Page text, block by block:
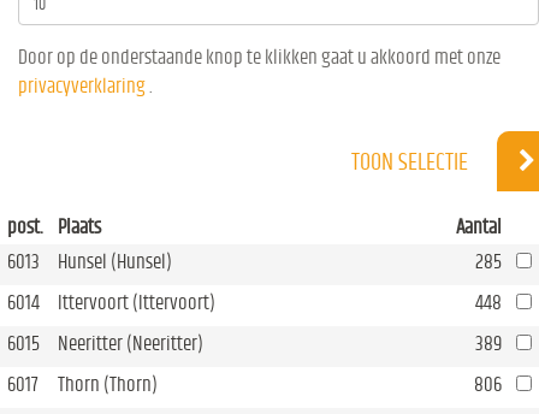
Door op de onderstaande knop te klikken gaat u akkoord met onze
privacyverklaring
TOON SELECTIE
post. Plaats
Aantal
6013
Hunsel (Hunsel)
285
6014
Ittervoort (Ittervoort)
448
6015
Neeritter (Neeritter)
389
6017
Thorn (Thorn)
806